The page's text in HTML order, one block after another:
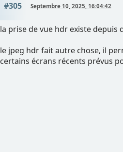
#305 Septembre 10, 2025, 16:04:42
la prise de vue hdr existe depuis
le jpeg hdr fait autre chose, il
certains écrans récents prévus